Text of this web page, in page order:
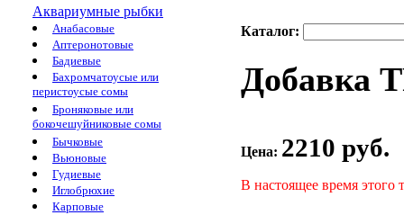
Аквариумные рыбки
Анабасовые
Аптеронотовые
Бадиевые
Бахромчатоусые или
перистоусые сомы
Броняковые или
бокочешуйниковые сомы
Бычковые
Вьюновые
Гудиевые
Иглобрюхие
Карповые
Каталог:
Добавка
Цена: 2210 руб.
В настоящее время этого